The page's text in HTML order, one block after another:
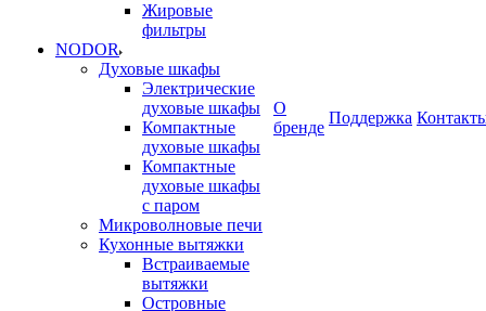
Жировые
фильтры
NODOR
Духовые шкафы
Электрические
духовые шкафы
Компактные
духовые шкафы
Компактные
духовые шкафы
с паром
Микроволновые печи
Кухонные вытяжки
Встраиваемые
вытяжки
Островные
О
бренде
Поддержка